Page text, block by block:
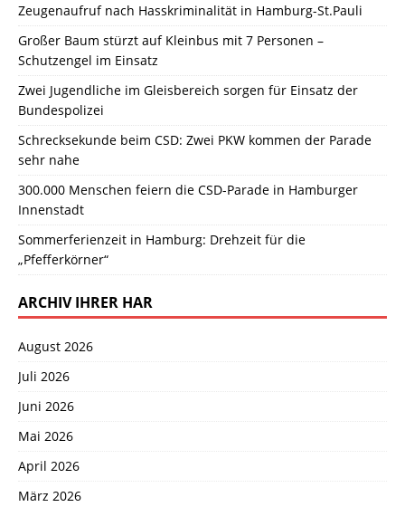
Zeugenaufruf nach Hasskriminalität in Hamburg-St.Pauli
Großer Baum stürzt auf Kleinbus mit 7 Personen –
Schutzengel im Einsatz
Zwei Jugendliche im Gleisbereich sorgen für Einsatz der
Bundespolizei
Schrecksekunde beim CSD: Zwei PKW kommen der Parade
sehr nahe
300.000 Menschen feiern die CSD-Parade in Hamburger
Innenstadt
Sommerferienzeit in Hamburg: Drehzeit für die
„Pfefferkörner“
ARCHIV IHRER HAR
August 2026
Juli 2026
Juni 2026
Mai 2026
April 2026
März 2026